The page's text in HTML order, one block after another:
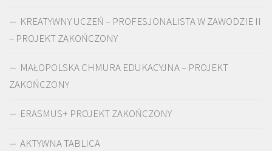
KREATYWNY UCZEŃ – PROFESJONALISTA W ZAWODZIE II
– PROJEKT ZAKOŃCZONY
MAŁOPOLSKA CHMURA EDUKACYJNA – PROJEKT
ZAKOŃCZONY
ERASMUS+ PROJEKT ZAKOŃCZONY
AKTYWNA TABLICA